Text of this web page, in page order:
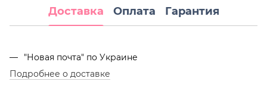
Доставка Оплата Гарантия
"Новая почта" по Украине
Подробнее о доставке